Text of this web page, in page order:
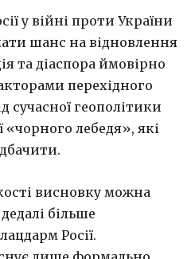
у війні проти України
шанс на відновлення
та діаспора ймовірно
перехідного
сучасної геополітики
«чорного лебедя», які
висновку можна
більше
Росії.